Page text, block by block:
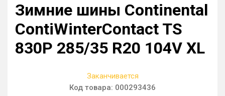
Зимние шины Continental
ContiWinterContact TS
830P 285/35 R20 104V XL
Заканчивается
Код товара: 000293436